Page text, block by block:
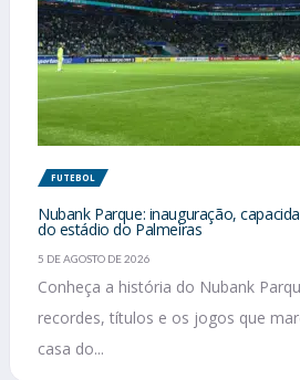
FUTEBOL
Nubank Parque: inauguração,
do estádio do Palmeiras
5 DE AGOSTO DE 2026
Conheça a história do Nubank
recordes, títulos e os jogos que
casa do...